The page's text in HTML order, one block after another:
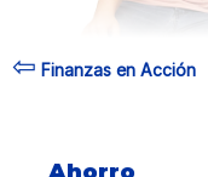
⇦ Finanzas en Acción